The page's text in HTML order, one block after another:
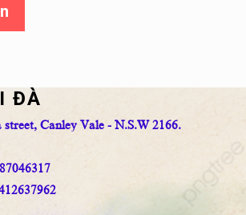
ĐÀ
street, Canley Vale - N.S.W 2166.